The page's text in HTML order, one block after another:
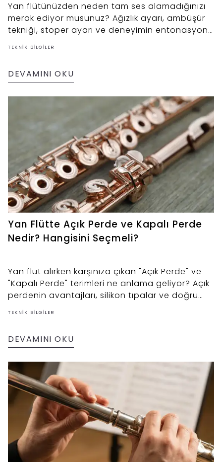
Yan flütünüzden neden tam ses alamadığınızı
merak ediyor musunuz? Ağızlık ayarı, ambüşür
tekniği, stoper ayarı ve deneyimin entonasyon
üzerindeki etkilerini bu kapsamlı rehberde
TEKNIK BILGILER
DEVAMINI OKU
Yan Flütte Açık Perde ve Kapalı Perde
Nedir? Hangisini Seçmeli?
Yan flüt alırken karşınıza çıkan "Açık Perde" ve
"Kapalı Perde" terimleri ne anlama geliyor? Açık
perdenin avantajları, silikon tıpalar ve doğru
tercih rehberi.
TEKNIK BILGILER
DEVAMINI OKU